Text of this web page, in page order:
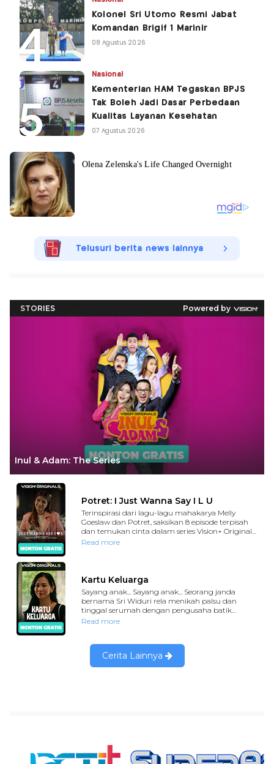
Kolonel Sri Utomo Resmi Jabat
Komandan Brigif 1 Marinir
08 Agustus 2026
Nasional
Kementerian HAM Tegaskan BPJS
Tak Boleh Jadi Dasar Perbedaan
Kualitas Layanan Kesehatan
07 Agustus 2026
Telusuri berita news lainnya